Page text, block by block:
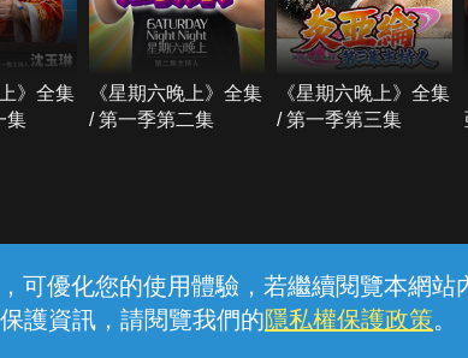
可優化您的使用體驗，若繼續閱覽本網
護資訊，請閱覽我們的隱私權保護政策。
》全集
集
《星期六晚上》全集
/ 第一季第二集
《星期六晚上》全集
/ 第一季第三集
線上客服 服務條款 隱私權保護
中華電信股份有限公司個人家庭分公司 (統一編號：